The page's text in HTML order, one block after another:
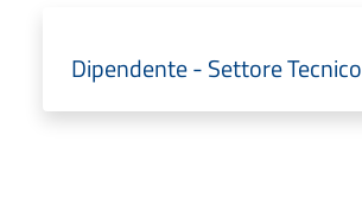
Dipendente - Settore Tecnico